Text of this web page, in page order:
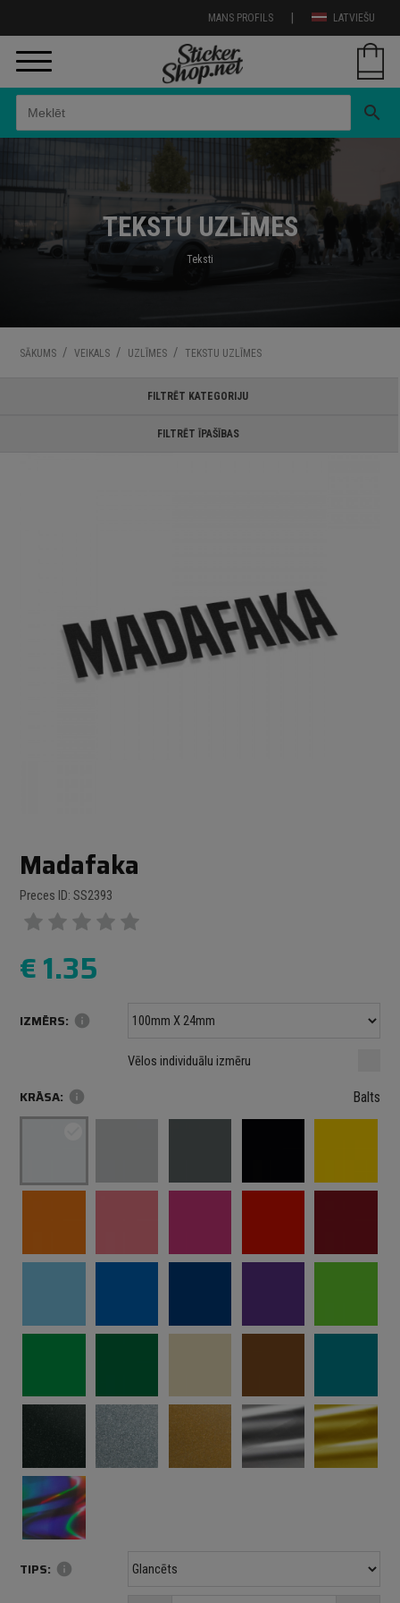
LATVIEŠU
|
MANS PROFILS
search
TEKSTU UZLĪMES
Teksti
SĀKUMS / VEIKALS / UZLĪMES / TEKSTU UZLĪMES
FILTRĒT KATEGORIJU
FILTRĒT ĪPAŠĪBAS
Madafaka
Preces ID: SS2393
€1.35
IZMĒRS: info
mm mm
Maksimālais izmērs: 1000 mm
Vēlos individuālu izmēru
KRĀSA: info Balts
TIPS: info